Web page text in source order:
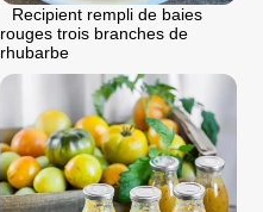
Recipient rempli de baies
rouges trois branches de
rhubarbe